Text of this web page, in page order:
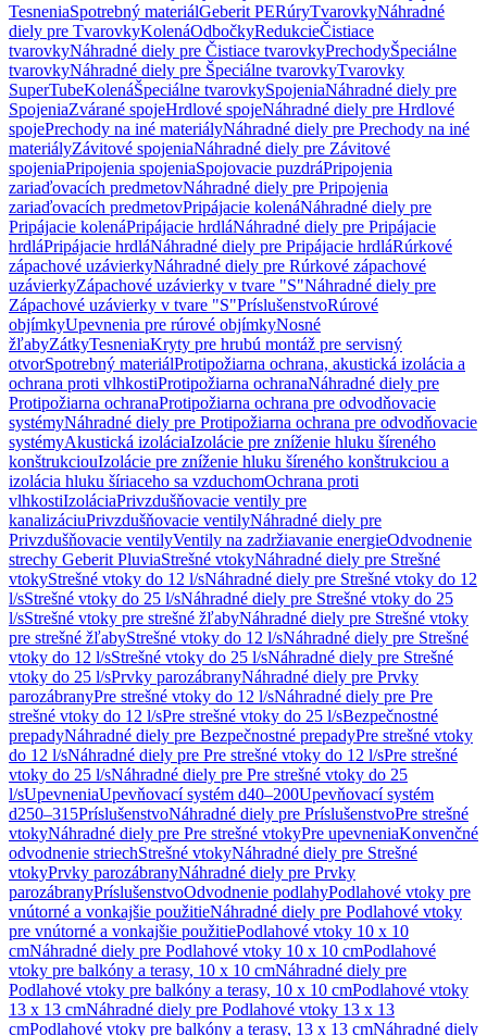
TesneniaSpotrebný materiálGeberit PERúryTvarovkyNáhradné
diely pre TvarovkyKolenáOdbočkyRedukcieČistiace
tvarovkyNáhradné diely pre Čistiace tvarovkyPrechodyŠpeciálne
tvarovkyNáhradné diely pre Špeciálne tvarovkyTvarovky
SuperTubeKolenáŠpeciálne tvarovkySpojeniaNáhradné diely pre
SpojeniaZvárané spojeHrdlové spojeNáhradné diely pre Hrdlové
spojePrechody na iné materiályNáhradné diely pre Prechody na iné
materiályZávitové spojeniaNáhradné diely pre Závitové
spojeniaPripojenia spojeniaSpojovacie puzdráPripojenia
zariaďovacích predmetovNáhradné diely pre Pripojenia
zariaďovacích predmetovPripájacie kolenáNáhradné diely pre
Pripájacie kolenáPripájacie hrdláNáhradné diely pre Pripájacie
hrdláPripájacie hrdláNáhradné diely pre Pripájacie hrdláRúrkové
zápachové uzávierkyNáhradné diely pre Rúrkové zápachové
uzávierkyZápachové uzávierky v tvare "S"Náhradné diely pre
Zápachové uzávierky v tvare "S"PríslušenstvoRúrové
objímkyUpevnenia pre rúrové objímkyNosné
žľabyZátkyTesneniaKryty pre hrubú montáž pre servisný
otvorSpotrebný materiálProtipožiarna ochrana, akustická izolácia a
ochrana proti vlhkostiProtipožiarna ochranaNáhradné diely pre
Protipožiarna ochranaProtipožiarna ochrana pre odvodňovacie
systémyNáhradné diely pre Protipožiarna ochrana pre odvodňovacie
systémyAkustická izoláciaIzolácie pre zníženie hluku šíreného
konštrukciouIzolácie pre zníženie hluku šíreného konštrukciou a
izolácia hluku šíriaceho sa vzduchomOchrana proti
vlhkostiIzoláciaPrivzdušňovacie ventily pre
kanalizáciuPrivzdušňovacie ventilyNáhradné diely pre
Privzdušňovacie ventilyVentily na zadržiavanie energieOdvodnenie
strechy Geberit PluviaStrešné vtokyNáhradné diely pre Strešné
vtokyStrešné vtoky do 12 l/sNáhradné diely pre Strešné vtoky do 12
l/sStrešné vtoky do 25 l/sNáhradné diely pre Strešné vtoky do 25
l/sStrešné vtoky pre strešné žľabyNáhradné diely pre Strešné vtoky
pre strešné žľabyStrešné vtoky do 12 l/sNáhradné diely pre Strešné
vtoky do 12 l/sStrešné vtoky do 25 l/sNáhradné diely pre Strešné
vtoky do 25 l/sPrvky parozábranyNáhradné diely pre Prvky
parozábranyPre strešné vtoky do 12 l/sNáhradné diely pre Pre
strešné vtoky do 12 l/sPre strešné vtoky do 25 l/sBezpečnostné
prepadyNáhradné diely pre Bezpečnostné prepadyPre strešné vtoky
do 12 l/sNáhradné diely pre Pre strešné vtoky do 12 l/sPre strešné
vtoky do 25 l/sNáhradné diely pre Pre strešné vtoky do 25
l/sUpevneniaUpevňovací systém d40–200Upevňovací systém
d250–315PríslušenstvoNáhradné diely pre PríslušenstvoPre strešné
vtokyNáhradné diely pre Pre strešné vtokyPre upevneniaKonvenčné
odvodnenie striechStrešné vtokyNáhradné diely pre Strešné
vtokyPrvky parozábranyNáhradné diely pre Prvky
parozábranyPríslušenstvoOdvodnenie podlahyPodlahové vtoky pre
vnútorné a vonkajšie použitieNáhradné diely pre Podlahové vtoky
pre vnútorné a vonkajšie použitiePodlahové vtoky 10 x 10
cmNáhradné diely pre Podlahové vtoky 10 x 10 cmPodlahové
vtoky pre balkóny a terasy, 10 x 10 cmNáhradné diely pre
Podlahové vtoky pre balkóny a terasy, 10 x 10 cmPodlahové vtoky
13 x 13 cmNáhradné diely pre Podlahové vtoky 13 x 13
cmPodlahové vtoky pre balkóny a terasy, 13 x 13 cmNáhradné diely